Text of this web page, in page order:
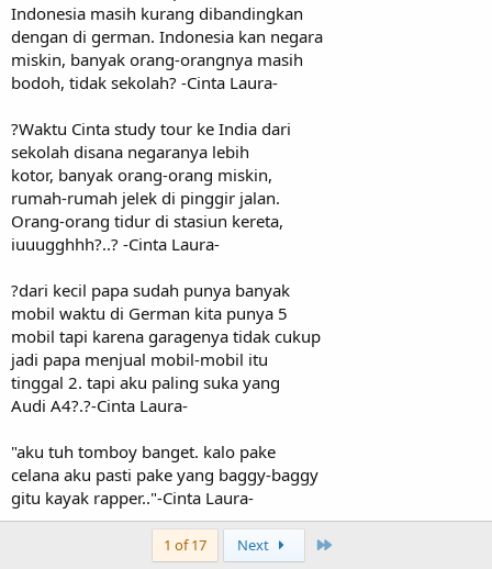
Indonesia masih kurang dibandingkan
dengan di german. Indonesia kan negara
miskin, banyak orang-orangnya masih
bodoh, tidak sekolah? -Cinta Laura-
?Waktu Cinta study tour ke India dari
sekolah disana negaranya lebih
kotor, banyak orang-orang miskin,
rumah-rumah jelek di pinggir jalan.
Orang-orang tidur di stasiun kereta,
iuuugghhh?..? -Cinta Laura-
?dari kecil papa sudah punya banyak
mobil waktu di German kita punya 5
mobil tapi karena garagenya tidak cukup
jadi papa menjual mobil-mobil itu
tinggal 2. tapi aku paling suka yang
Audi A4?.?-Cinta Laura-
"aku tuh tomboy banget. kalo pake
celana aku pasti pake yang baggy-baggy
gitu kayak rapper.."-Cinta Laura-
1 of 17 Next